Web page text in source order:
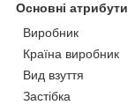
Основні атрибути
Виробник
Країна виробник
Вид взуття
Застібка